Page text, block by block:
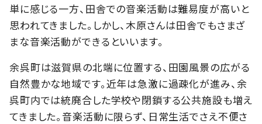
単に感じる一方、田舎での音楽活動は難易度が高いと
思われてきました。しかし、木原さんは田舎でもさまざ
まな音楽活動ができるといいます。
余呉町は滋賀県の北端に位置する、田園風景の広がる
自然豊かな地域です。近年は急激に過疎化が進み、余
呉町内では統廃合した学校や閉鎖する公共施設も増え
てきました。音楽活動に限らず、日常生活でさえ不便さ